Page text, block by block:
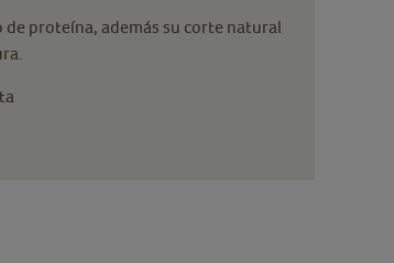
de proteína, además su corte natural